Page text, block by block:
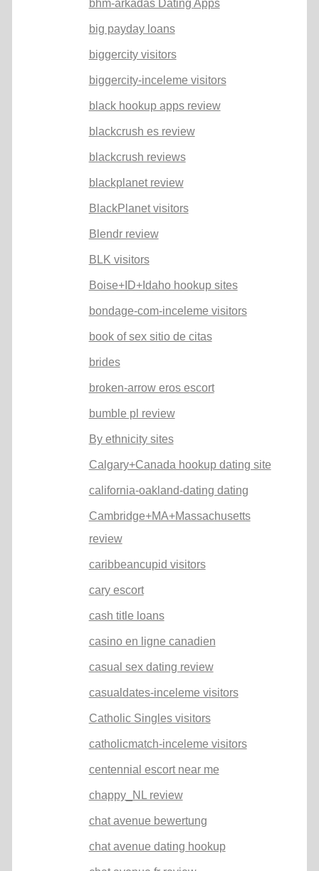
bhm-arkadas Dating Apps
big payday loans
biggercity visitors
biggercity-inceleme visitors
black hookup apps review
blackcrush es review
blackcrush reviews
blackplanet review
BlackPlanet visitors
Blendr review
BLK visitors
Boise+ID+Idaho hookup sites
bondage-com-inceleme visitors
book of sex sitio de citas
brides
broken-arrow eros escort
bumble pl review
By ethnicity sites
Calgary+Canada hookup dating site
california-oakland-dating dating
Cambridge+MA+Massachusetts
review
caribbeancupid visitors
cary escort
cash title loans
casino en ligne canadien
casual sex dating review
casualdates-inceleme visitors
Catholic Singles visitors
catholicmatch-inceleme visitors
centennial escort near me
chappy_NL review
chat avenue bewertung
chat avenue dating hookup